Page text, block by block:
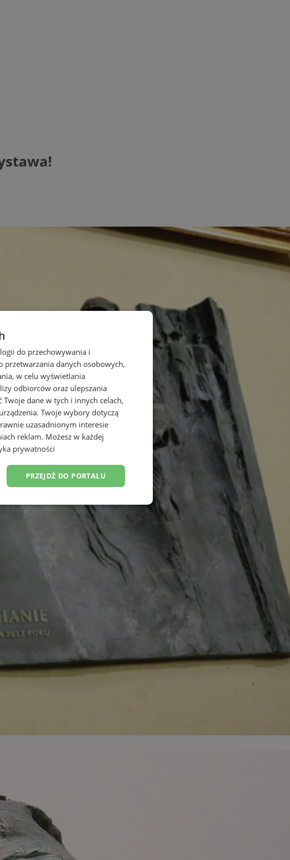
do przechowywania i
danych osobowych,
w celu wyświetlania
odbiorców oraz ulepszania
dane w tych i innych celach,
Twoje wybory dotyczą
uzasadnionym interesie
reklam. Możesz w każdej
prywatności
PRZEJDŹ DO PORTALU
Niesklasyfikowane
przechowuje identyfikator sesji.
przechowuje identyfikator sesji.
dane dotyczące zgody
Cookie-Script.com działał poprawnie.
służy do rozróżniania ludzi i botów. Jest
dla strony internetowej, ponieważ
ważnych raportów na temat
z jej witryny internetowej.